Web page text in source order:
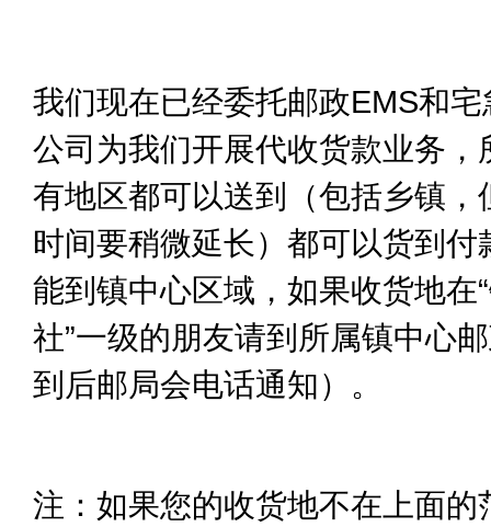
我们现在已经委托邮政EMS和
公司为我们开展代收货款业务，
有地区都可以送到（包括乡镇，
时间要稍微延长）都可以货到付
能到镇中心区域，如果收货地在
社”一级的朋友请到所属镇中心
到后邮局会电话通知）。
注：如果您的收货地不在上面的